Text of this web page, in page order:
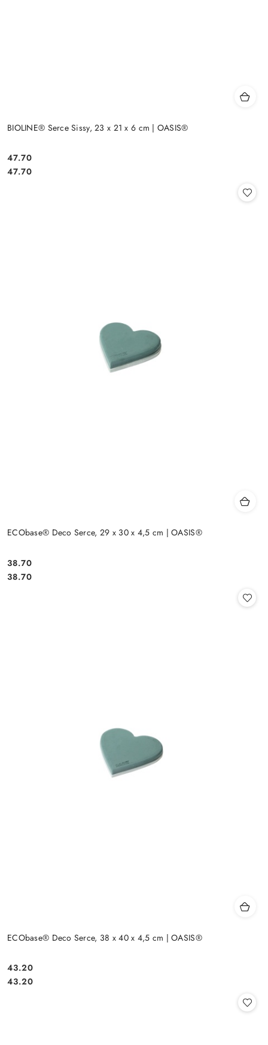
BIOLINE® Serce Sissy, 23 x 21 x 6 cm | OASIS®
Cena:
47.70
Cena:
47.70
ECObase® Deco Serce, 29 x 30 x 4,5 cm | OASIS®
Cena:
38.70
Cena:
38.70
ECObase® Deco Serce, 38 x 40 x 4,5 cm | OASIS®
Cena:
43.20
Cena:
43.20